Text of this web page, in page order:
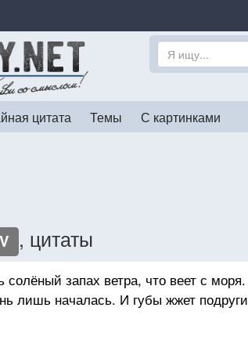
цитата Темы С картинками
, цитаты
запах ветра, что веет с моря.
лишь началась. И губы жжет подруги